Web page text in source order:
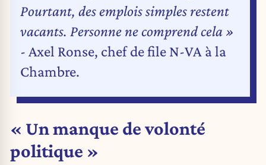
Pourtant, des emplois simples restent
vacants. Personne ne comprend cela »
- Axel Ronse, chef de file N-VA à la
Chambre.
« Un manque de volonté
politique »